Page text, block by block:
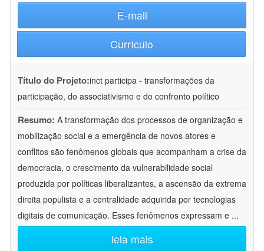
E-mail
Currículo
Título do Projeto:inct participa - transformações da
participação, do associativismo e do confronto político
Resumo: A transformação dos processos de organização e
mobilização social e a emergência de novos atores e
conflitos são fenômenos globais que acompanham a crise da
democracia, o crescimento da vulnerabilidade social
produzida por políticas liberalizantes, a ascensão da extrema
direita populista e a centralidade adquirida por tecnologias
digitais de comunicação. Esses fenômenos expressam e ...
leia mais